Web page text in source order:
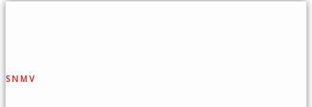
SNMV